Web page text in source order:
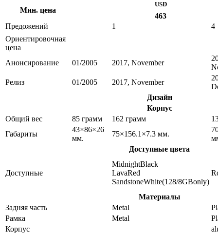
Мин. цена
USD
463
Предожений
1
4
Ориентировочная
цена
Анонсирование
01/2005 2017, November
Релиз
01/2005 2017, November
Дизайн
Корпус
Общий вес
85 грамм 162 грамм
Габариты
43×86×26
мм.
75×156.1×7.3 мм.
Доступные цвета
Доступные
MidnightBlack
LavaRed
SandstoneWhite(128/8GBonly)
Материалы
Задняя часть
Metal
Рамка
Metal
Корпус